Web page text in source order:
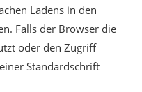
Ladens in den
Falls der Browser die
oder den Zugriff
Standardschrift